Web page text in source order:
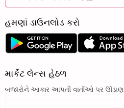
હમણાં ડાઉનલોડ કરો
માર્કેટ લેન્સ હેઠળ
બજારોને આકાર આપતી વાર્તાઓ પર ઊંડાણ